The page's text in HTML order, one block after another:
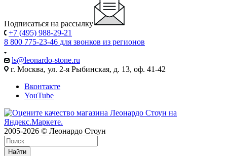
Подписаться на рассылку
+7 (495) 988-29-21
8 800 775-23-46 для звонков из регионов
ls@leonardo-stone.ru
г. Москва, ул. 2-я Рыбинская, д. 13, оф. 41-42
Вконтакте
YouTube
2005-2026 © Леонардо Стоун
Найти